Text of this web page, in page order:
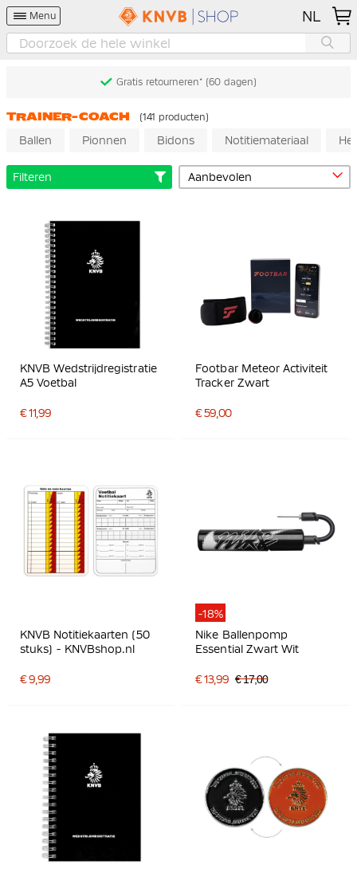
Menu NL
Gratis retourneren* (60 dagen)
TRAINER-COACH (141 producten)
Ballen Pionnen Bidons Notitiemateriaal
Filteren
KNVB Wedstrijdregistratie
A5 Voetbal
€ 11,99
Footbar Meteor Activiteit
Tracker Zwart
€ 59,00
KNVB Notitiekaarten (50
stuks) - KNVBshop.nl
€ 9,99
-18%
Nike Ballenpomp
Essential Zwart Wit
€ 13,99 € 17,00